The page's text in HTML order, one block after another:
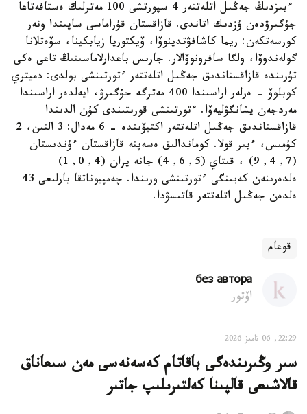
ءبىزدىڭ جەڭىل اتلەتتەر 4 سپورتشى 100 مەترلىك ەستافەتاعا
جۇگىرۋدەن ۇزدىك اتاندى. قازاقستان قۇراماسى ساپىندا ونەر
كورسەتكەن: ريما كاشافۋتدينوۆا، ۆيكتوريا زيابكينا، سۆەتلانا
گولەندوۆا، ولگا سافرونوۆالار. جارىس باعدارلاماسىنىڭ تاعى ەكى
تۇرىندە قازاقستاندىق جەڭىل اتلەتتەر ءتورتىنشى بولدى: دميتري
كوبلوۆ - ەرلەر اراسىندا 400 مەترگە جۇگىرۋ، ايەلدەر اراسىندا
مەردجەن يشانگۋليەۆا. ءتورتىنشى قورىتىندى كۇن الدىندا
قازاقستاندىق جەڭىل اتلەتتەر اكتيۆىندە - 6 مەدال: 3 التىن، 2
كۇمىس، ءبىر قولا. كوماندالىق ەسەپتە قازاقستان ءۇندىستان
(7, 4, 9) ، قىتاي (5, 6, 4) جانە يران (4, 0, 1)
ەلدەرىنەن كەيىنگى ءتورتىنشى ورىندا. چەمپيوناتقا بارلىعى 43
ەلدەن جەڭىل اتلەتتەر قاتىسۋدا.
قوعام
без автора
اۆتور
22:29, 06 تامىز 2026
سىر وڭىرىندەگى باقاتام كەسەنەسى مەن سىعاناق
قالاشىعى قالپىنا كەلتىرىلىپ جاتىر